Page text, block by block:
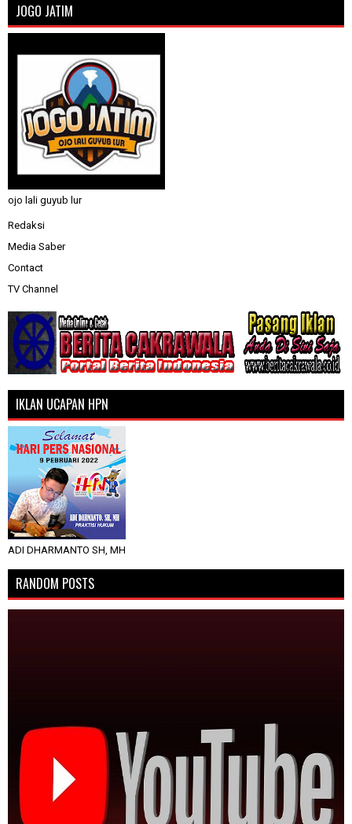
JOGO JATIM
ojo lali guyub lur
Redaksi
Media Saber
Contact
TV Channel
IKLAN UCAPAN HPN
ADI DHARMANTO SH, MH
RANDOM POSTS